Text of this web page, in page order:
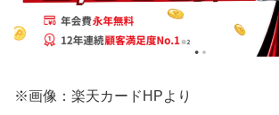
※画像：楽天カードHPより